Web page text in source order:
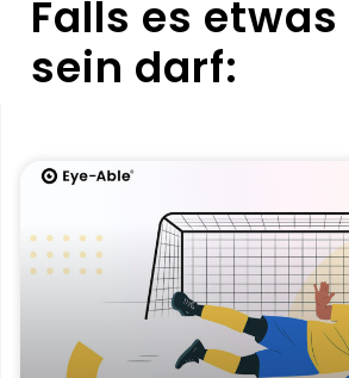
Falls es
sein darf: